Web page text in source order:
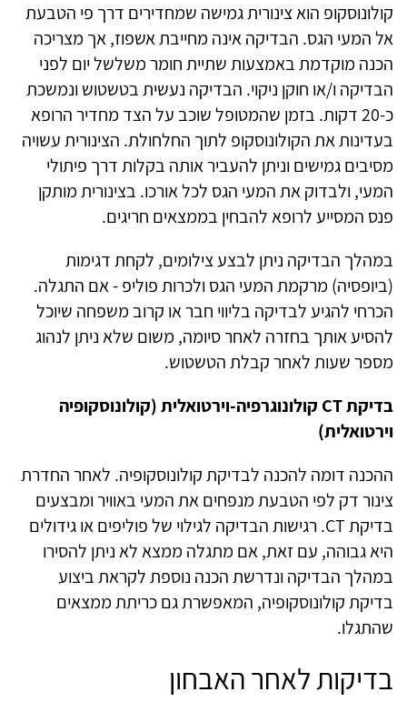
קולונוסקופ הוא צינורית גמישה שמחדירים דרך פי הטבעת
אל המעי הגס. הבדיקה אינה מחייבת אשפוז, אך מצריכה
הכנה מוקדמת באמצעות שתיית חומר משלשל יום לפני
הבדיקה ו/או חוקן ניקוי. הבדיקה נעשית בטשטוש ונמשכת
כ-20דקות. בזמן שהמטופל שוכב על הצד מחדיר הרופא
בעדינות את הקולונוסקופ לתוך החלחולת. הצינורית עשויה
מסיבים גמישים וניתן להעביר אותה בקלות דרך פיתולי
המעי, ולבדוק את המעי הגס לכל אורכו. בצינורית מותקן
פנס המסייע לרופא להבחין בממצאים חריגים.
במהלך הבדיקה ניתן לבצע צילומים, לקחת דגימות
(ביופסיה) מרקמת המעי הגס ולכרות פוליפ - אם התגלה.
הכרחי להגיע לבדיקה בליווי חבר או קרוב משפחה שיוכל
להסיע אותך בחזרה לאחר סיומה, משום שלא ניתן לנהוג
מספר שעות לאחר קבלת הטשטוש.
בדיקתCT קולונוגרפיה-וירטואלית (קולונוסקופיה
וירטואלית)
ההכנה דומה להכנה לבדיקת קולונוסקופיה. לאחר החדרת
צינור דק לפי הטבעת מנפחים את המעי באוויר ומבצעים
בדיקתCT. רגישות הבדיקה לגילוי של פוליפים או גידולים
היא גבוהה, עם זאת, אם מתגלה ממצא לא ניתן להסירו
במהלך הבדיקה ונדרשת הכנה נוספת לקראת ביצוע
בדיקת קולונוסקופיה, המאפשרת גם כריתת ממצאים
שהתגלו.
בדיקות לאחר האבחון